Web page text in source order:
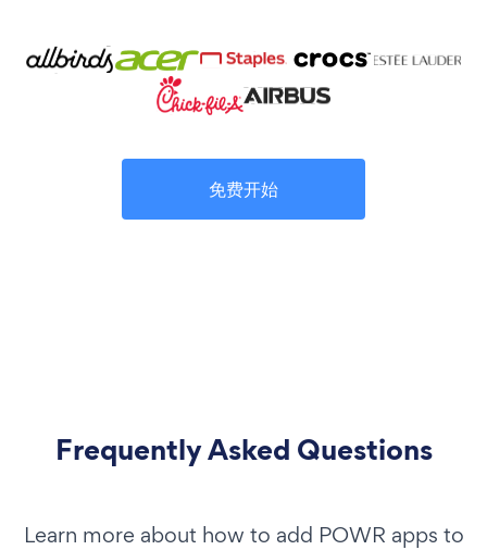
免费开始
Frequently Asked Questions
Learn more about how to add POWR apps to